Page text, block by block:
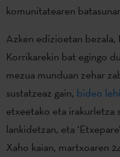
komunitatearen
Azken edizioetan
Korrikarekin bat egingo
mezua munduan zehar
sustatzeaz gain, bideo
etxeetako eta irakurletza
lankidetzan, eta
Xaho kaian, martxoaren